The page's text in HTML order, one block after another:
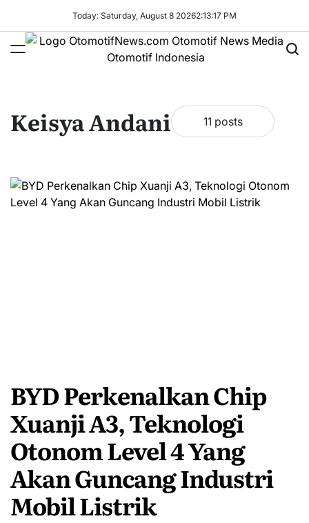
content
Today: Saturday, August 8 20262:13:18 PM
Keisya Andani 11 posts
BYD Perkenalkan Chip
Xuanji A3, Teknologi
Otonom Level 4 Yang
Akan Guncang Industri
Mobil Listrik